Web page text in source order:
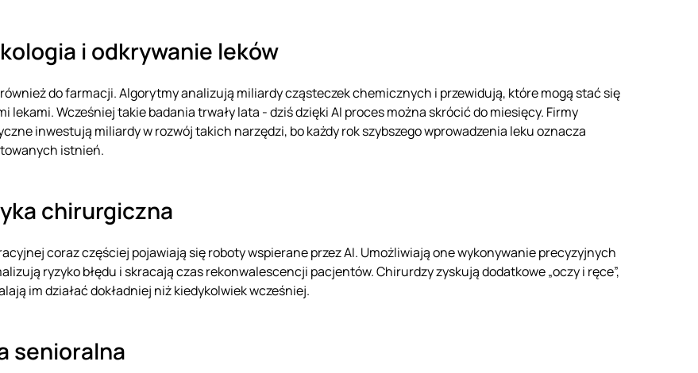
i odkrywanie leków
do farmacji. Algorytmy analizują miliardy cząsteczek chemicznych i przewidują, które mogą stać się
lekami. Wcześniej takie badania trwały lata - dziś dzięki AI proces można skrócić do miesięcy. Firmy
inwestują miliardy w rozwój takich narzędzi, bo każdy rok szybszego wprowadzenia leku oznacza
istnień.
chirurgiczna
coraz częściej pojawiają się roboty wspierane przez AI. Umożliwiają one wykonywanie precyzyjnych
ryzyko błędu i skracają czas rekonwalescencji pacjentów. Chirurdzy zyskują dodatkowe „oczy i ręce”,
im działać dokładniej niż kiedykolwiek wcześniej.
senioralna